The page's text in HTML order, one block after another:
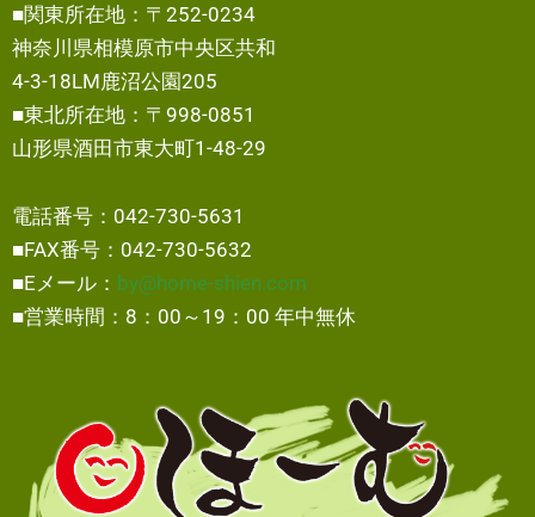
■関東所在地：〒252-0234
神奈川県相模原市中央区共和
4-3-18LM鹿沼公園205
■東北所在地：〒998-0851
山形県酒田市東大町1-48-29
電話番号：042-730-5631
■FAX番号：042-730-5632
■Eメール： by@home-shien.com
■営業時間：8：00～19：00 年中無休